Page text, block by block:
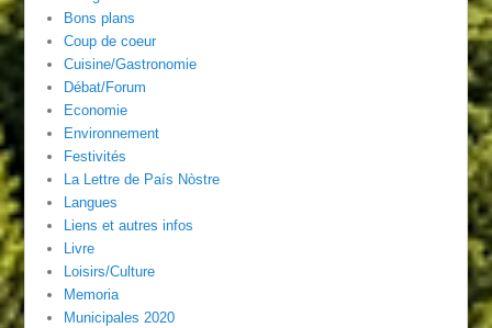
Bons plans
Coup de coeur
Cuisine/Gastronomie
Débat/Forum
Economie
Environnement
Festivités
La Lettre de País Nòstre
Langues
Liens et autres infos
Livre
Loisirs/Culture
Memoria
Municipales 2020